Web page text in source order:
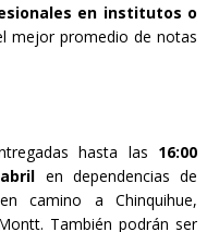
en institutos o
mejor promedio de notas
hasta las 16:00
en dependencias de
camino a Chinquihue,
También podrán ser